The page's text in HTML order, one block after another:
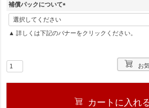
補償パックについて
(
必
須
▲ 詳しくは下記のバナーをクリックください。
お
カートに入れ